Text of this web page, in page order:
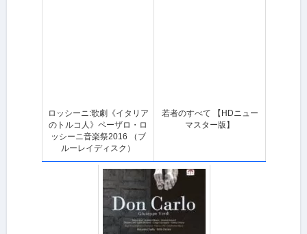
ロッシーニ:歌劇《イタリア
のトルコ人》ペーザロ・ロ
ッシーニ音楽祭2016 （ブ
ルーレイディスク）
若者のすべて 【HDニュー
マスター版】